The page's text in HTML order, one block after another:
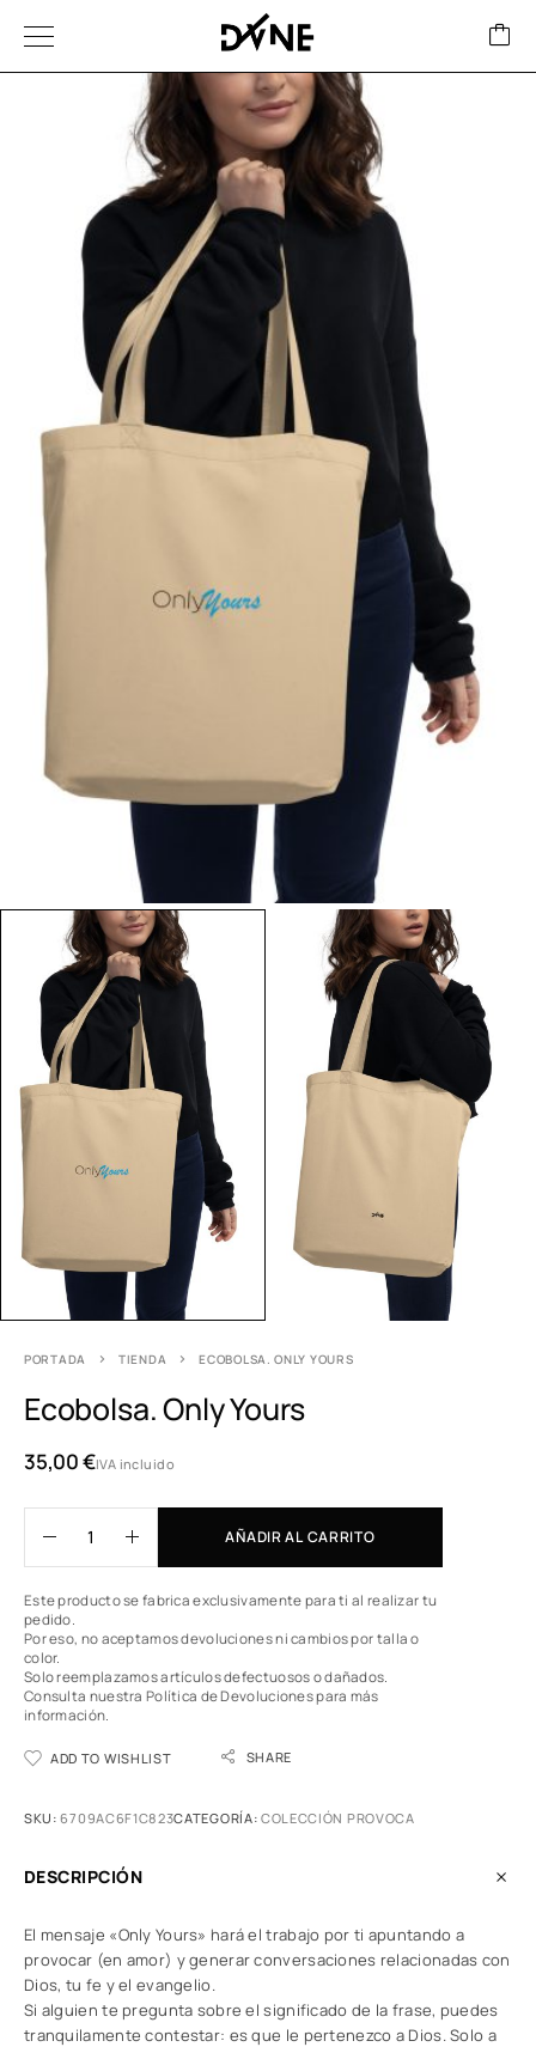
PORTADA TIENDA ECOBOLSA. ONLY YOURS
Ecobolsa. Only Yours
35,00€IVA incluido
AÑADIR AL CARRITO
Este producto se fabrica exclusivamente para ti al realizar tu
pedido.
Por eso, no aceptamos devoluciones ni cambios por talla o
color.
Solo reemplazamos artículos defectuosos o dañados.
Consulta nuestra Política de Devolucionespara más
información.
ADD TO WISHLIST SHARE
SKU:6709AC6F1C823CATEGORÍA: COLECCIÓN PROVOCA
DESCRIPCIÓN
El mensaje «Only Yours» hará el trabajo por ti apuntando a
provocar (en amor) y generar conversaciones relacionadas con
Dios, tu fe y el evangelio.
Si alguien te pregunta sobre el significado de la frase, puedes
tranquilamente contestar: es que le pertenezco a Dios. Solo a